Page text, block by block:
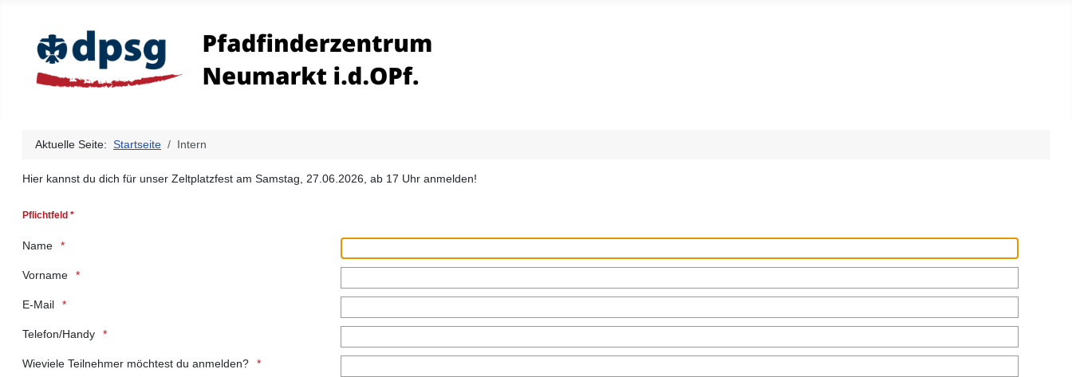
Aktuelle Seite: Startseite Intern
Hier kannst du dich für unser Zeltplatzfest am Samstag, 27.06.2026, ab 17 Uhr anmelden!
Pflichtfeld *
Name
Vorname
E-Mail
Telefon/Handy
Wieviele Teilnehmer möchtest du anmelden?